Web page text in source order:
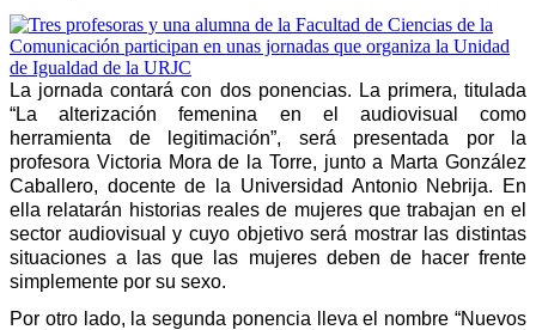
La jornada contará con dos ponencias. La primera, titulada
“La alterización femenina en el audiovisual como
herramienta de legitimación”, será presentada por la
profesora Victoria Mora de la Torre, junto a Marta González
Caballero, docente de la Universidad Antonio Nebrija. En
ella relatarán historias reales de mujeres que trabajan en el
sector audiovisual y cuyo objetivo será mostrar las distintas
situaciones a las que las mujeres deben de hacer frente
simplemente por su sexo.
Por otro lado, la segunda ponencia lleva el nombre “Nuevos